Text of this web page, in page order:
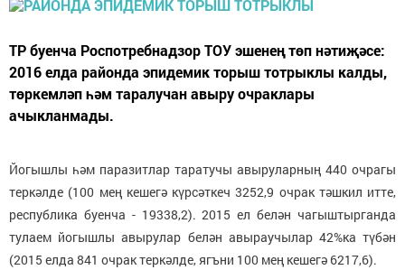
ТР буенча Роспотребнадзор ТОУ эшенең төп нәтиҗәсе:
2016 елда районда эпидемик торыш тотрыклы калды,
төркемләп һәм таралучан авыру очраклары
ачыкланмады.
Йогышлы һәм паразитлар таратучы авыруларның 440 очрагы
теркәлде (100 мең кешегә күрсәткеч 3252,9 очрак тәшкил итте,
республика буенча - 19338,2). 2015 ел белән чагыштырганда
тулаем йогышлы авырулар белән авыраучылар 42%ка түбән
(2015 елда 841 очрак теркәлде, ягъни 100 мең кешегә 6217,6).